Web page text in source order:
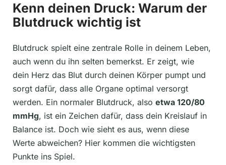
Kenn deinen Druck: Warum der
Blutdruck wichtig ist
Blutdruck spielt eine zentrale Rolle in deinem Leben,
auch wenn du ihn selten bemerkst. Er zeigt, wie
dein Herz das Blut durch deinen Körper pumpt und
sorgt dafür, dass alle Organe optimal versorgt
werden. Ein normaler Blutdruck, also etwa 120/80
mmHg, ist ein Zeichen dafür, dass dein Kreislauf in
Balance ist. Doch wie sieht es aus, wenn diese
Werte abweichen? Hier kommen die wichtigsten
Punkte ins Spiel.